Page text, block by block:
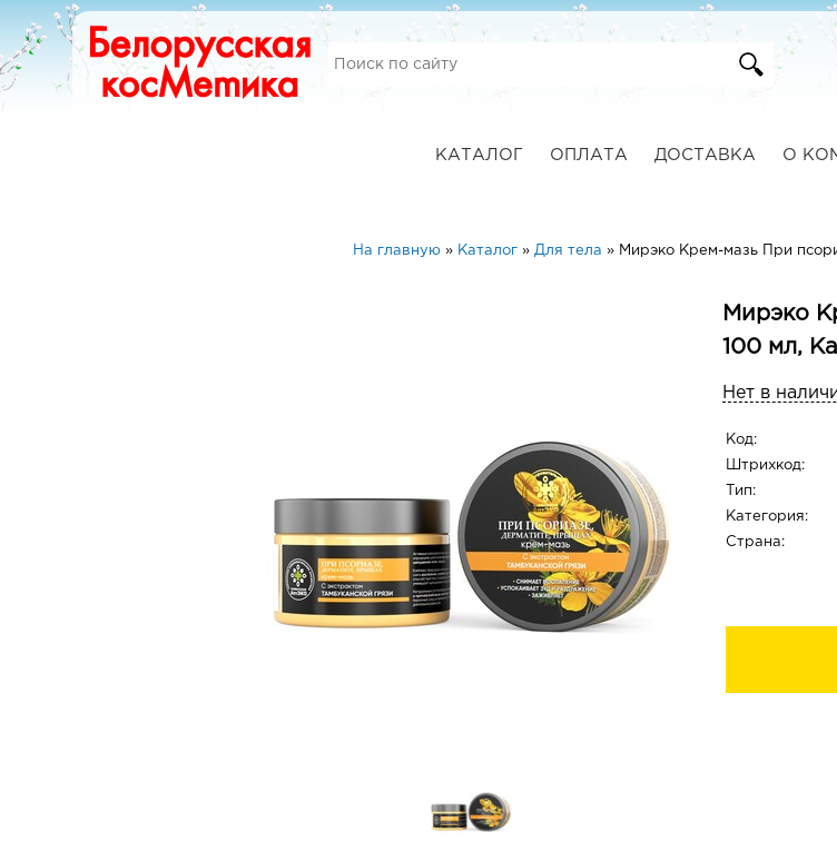
КАТАЛОГ ОПЛАТА ДОСТАВКА О
На главную» Каталог» Для тела » Мирэко Крем-мазь При
Мирэко
100 мл,
Нет в
Код:
Штрихкод:
Тип:
Категория:
Страна: